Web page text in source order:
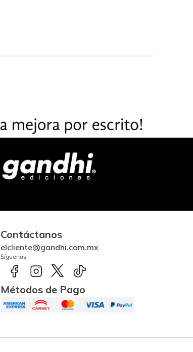
Contáctanos
elcliente@gandhi.com.mx
Síguenos
Métodos de Pago